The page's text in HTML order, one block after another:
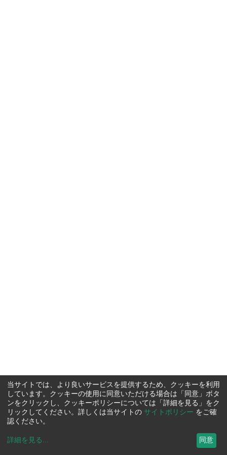
当サイトでは、より良いサービスを提供するため、クッキーを利用
しています。クッキーの使用に同意いただける場合は「同意」ボタ
ンをクリックし、クッキーポリシーについては「詳細を見る」をク
リックしてください。詳しくは当サイトの サイトポリシー をご確
認ください。
詳細を見る ... 同意